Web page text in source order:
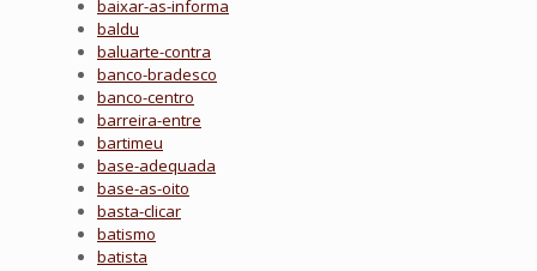
baixar-as-informa
baldu
baluarte-contra
banco-bradesco
banco-centro
barreira-entre
bartimeu
base-adequada
base-as-oito
basta-clicar
batismo
batista